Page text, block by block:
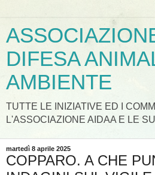
DIFESA
AMBIENTE
TUTTE LE INIZIATIVE ED I
L'ASSOCIAZIONE AIDAA E LE
martedì 8 aprile 2025
COPPARO. A CHE